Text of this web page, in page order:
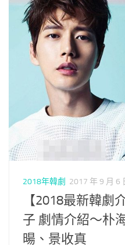
2018年韓劇 2017 年 9 月 6
【2018最新韓劇
子 劇情介紹～朴
暘、景收真